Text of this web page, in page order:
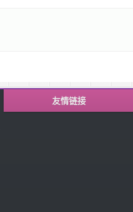
友情链接